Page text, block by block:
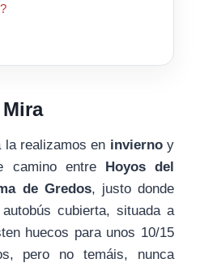
la realizamos en inviernoy
camino entre Hoyos del
de Gredos, justo donde
cubierta, situada a
huecos para unos 10/15
pero no temáis, nunca